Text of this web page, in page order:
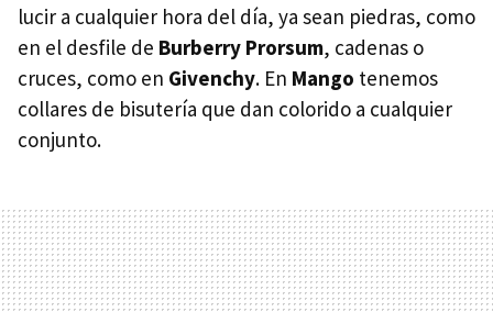
lucir a cualquier hora del día, ya sean piedras, como
en el desfile de Burberry Prorsum, cadenas o
cruces, como en Givenchy. En Mango tenemos
collares de bisutería que dan colorido a cualquier
conjunto.